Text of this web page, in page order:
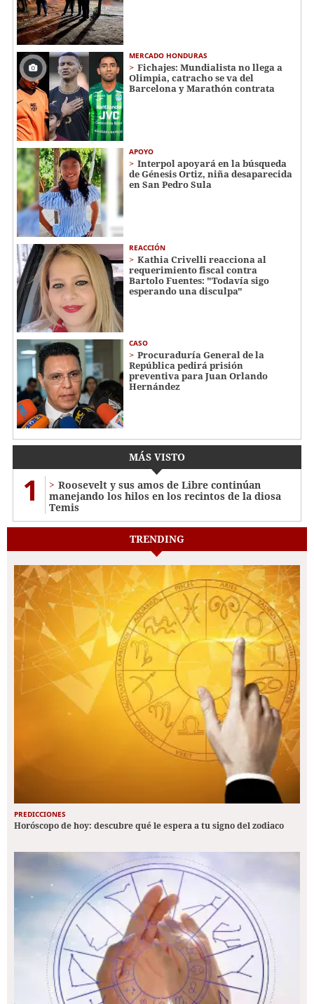
MERCADO HONDURAS
Fichajes: Mundialista no llega a
Olimpia, catracho se va del
Barcelona y Marathón contrata
APOYO
Interpol apoyará en la búsqueda
de Génesis Ortiz, niña desaparecida
en San Pedro Sula
REACCIÓN
Kathia Crivelli reacciona al
requerimiento fiscal contra
Bartolo Fuentes: "Todavía sigo
esperando una disculpa"
CASO
Procuraduría General de la
República pedirá prisión
preventiva para Juan Orlando
Hernández
MÁS VISTO
1
Roosevelt y sus amos de Libre continúan
manejando los hilos en los recintos de la diosa
Temis
TRENDING
PREDICCIONES
Horóscopo de hoy: descubre qué le espera a tu signo del zodiaco